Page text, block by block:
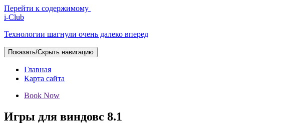
Перейти к содержимому
i-Club
Технологии шагнули очень далеко вперед
Показать/Скрыть навигацию
Главная
Карта сайта
Book Now
Игры для виндовс 8.1